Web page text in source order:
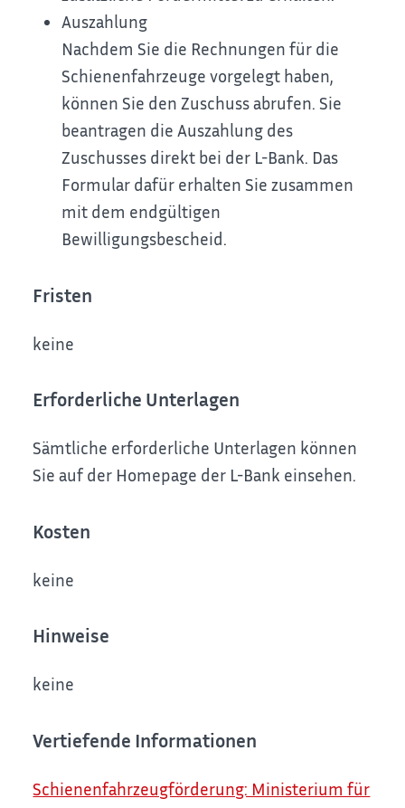
Auszahlung
Nachdem Sie die Rechnungen für die
Schienenfahrzeuge vorgelegt haben,
können Sie den Zuschuss abrufen. Sie
beantragen die Auszahlung des
Zuschusses direkt bei der L-Bank. Das
Formular dafür erhalten Sie zusammen
mit dem endgültigen
Bewilligungsbescheid.
Fristen
keine
Erforderliche Unterlagen
Sämtliche erforderliche Unterlagen können
Sie auf der Homepage der L-Bank einsehen.
Kosten
keine
Hinweise
keine
Vertiefende Informationen
Schienenfahrzeugförderung: Ministerium für